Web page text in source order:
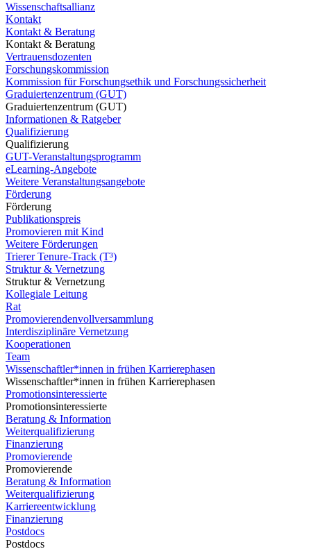
Wissenschaftsallianz
Kontakt
Kontakt & Beratung
Kontakt & Beratung
Vertrauensdozenten
Forschungskommission
Kommission für Forschungsethik und Forschungssicherheit
Graduiertenzentrum (GUT)
Graduiertenzentrum (GUT)
Informationen & Ratgeber
Qualifizierung
Qualifizierung
GUT-Veranstaltungsprogramm
eLearning-Angebote
Weitere Veranstaltungsangebote
Förderung
Förderung
Publikationspreis
Promovieren mit Kind
Weitere Förderungen
Trierer Tenure-Track (T³)
Struktur & Vernetzung
Struktur & Vernetzung
Kollegiale Leitung
Rat
Promovierendenvollversammlung
Interdisziplinäre Vernetzung
Kooperationen
Team
Wissenschaftler*innen in frühen Karrierephasen
Wissenschaftler*innen in frühen Karrierephasen
Promotionsinteressierte
Promotionsinteressierte
Beratung & Information
Weiterqualifizierung
Finanzierung
Promovierende
Promovierende
Beratung & Information
Weiterqualifizierung
Karriereentwicklung
Finanzierung
Postdocs
Postdocs